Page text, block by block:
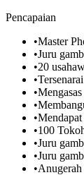
Pencapaian
•Master
•Juru
•20
•
•
•
•
•100
•Juru
•Juru
•